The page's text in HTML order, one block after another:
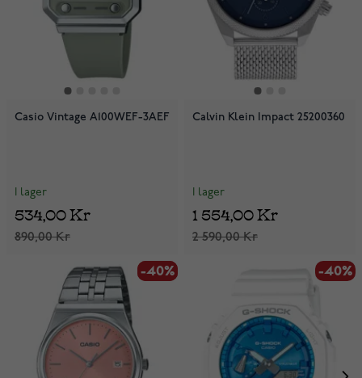
Casio Vintage A100WEF-3AEF
I lager
890,00 Kr
534,00 Kr
Calvin Klein Impact 25200360
I lager
2 590,00 Kr
1 554,00 Kr
-40%
-40% -40%